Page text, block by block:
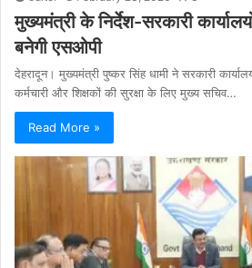
मुख्यमंत्री के निर्देश-सरकारी
बनेगी एसओपी
देहरादून। मुख्यमंत्री पुष्कर सिंह धामी ने सरकारी
कर्मचारी और शिक्षकों की सुरक्षा के लिए मुख्य सचिव…
Read More »